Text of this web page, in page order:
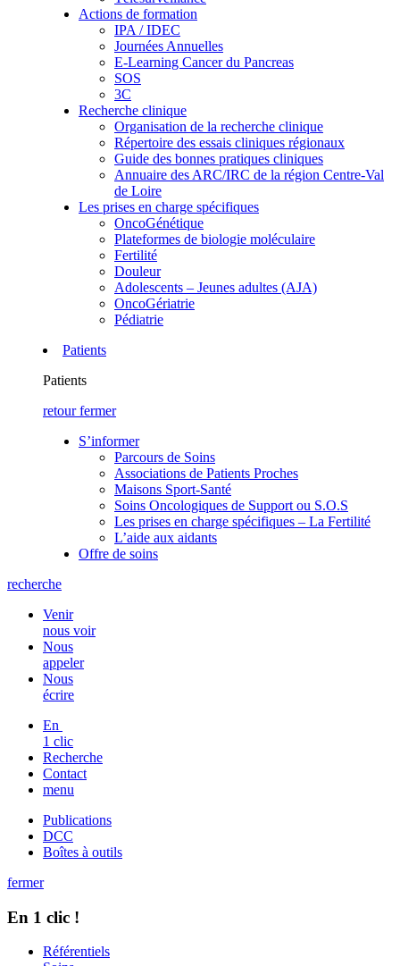
Actions de formation
IPA / IDEC
Journées Annuelles
E-Learning Cancer du Pancreas
SOS
3C
Recherche clinique
Organisation de la recherche clinique
Répertoire des essais cliniques régionaux
Guide des bonnes pratiques cliniques
Annuaire des ARC/IRC de la région Centre-Val
de Loire
Les prises en charge spécifiques
OncoGénétique
Plateformes de biologie moléculaire
Fertilité
Douleur
Adolescents – Jeunes adultes (AJA)
OncoGériatrie
Pédiatrie
Patients
Patients
retour fermer
S’informer
Parcours de Soins
Associations de Patients Proches
Maisons Sport-Santé
Soins Oncologiques de Support ou S.O.S
Les prises en charge spécifiques – La Fertilité
L’aide aux aidants
Offre de soins
recherche
Venir
nous voir
Nous
appeler
Nous
écrire
En
1 clic
Recherche
Contact
menu
Publications
DCC
Boîtes à outils
fermer
En 1 clic !
Référentiels